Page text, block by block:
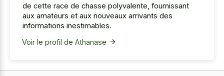
de cette race de chasse polyvalente, fournissant
aux amateurs et aux nouveaux arrivants des
informations inestimables.
Voir le profil de Athanase